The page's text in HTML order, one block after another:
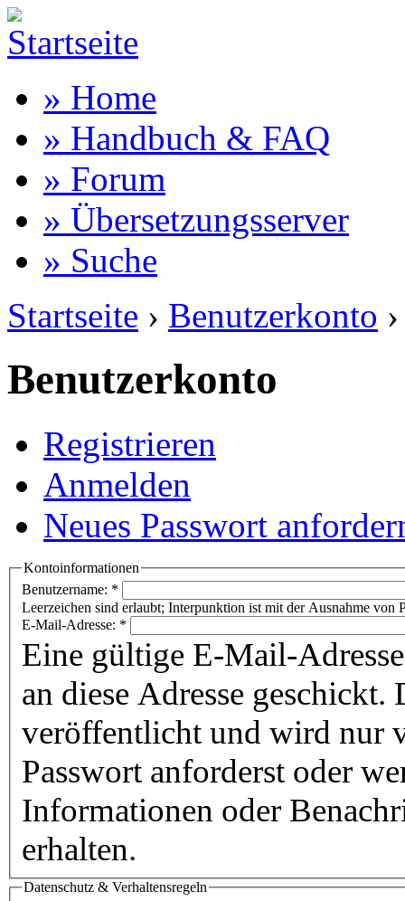
» Home
» Handbuch & FAQ
» Forum
» Übersetzungsserver
» Suche
Startseite › Benutzerkonto ›
Benutzerkonto
Registrieren
Anmelden
Neues Passwort
Kontoinformationen
Benutzername: *
Leerzeichen sind erlaubt; Interpunktion ist mit der Ausnahme von
E-Mail-Adresse: *
Eine gültige E-Mail-
an diese Adresse
veröffentlicht und wird nur
Passwort anforderst oder
Informationen oder
erhalten.
Datenschutz & Verhaltensregeln